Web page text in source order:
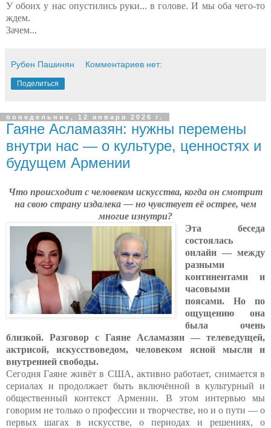
У обоих у нас опустились руки... в голове. И мы оба чего-то
ждем.
Зачем...
Рубен Пашинян Комментариев нет:
Поделиться
понедельник, 12 января 2026 г.
Гаяне Асламазян: нужны перемены
внутри нас — о культуре, ценностях и
будущем Армении
Что происходит с человеком искусства, когда он смотрит
на свою страну издалека — но чувствует её острее, чем
многие изнутри?
Эта беседа
состоялась
онлайн — между
разными
континентами и
часовыми
поясами. Но по
ощущению она
была очень
близкой. Разговор с Гаяне Асламазян — телеведущей,
актрисой, искусствоведом, человеком ясной мысли и
внутренней свободы.
Сегодня Гаяне живёт в США, активно работает, снимается в
сериалах и продолжает быть включённой в культурный и
общественный контекст Армении. В этом интервью мы
говорим не только о профессии и творчестве, но и о пути — о
первых шагах в искусстве, о периодах и решениях, о